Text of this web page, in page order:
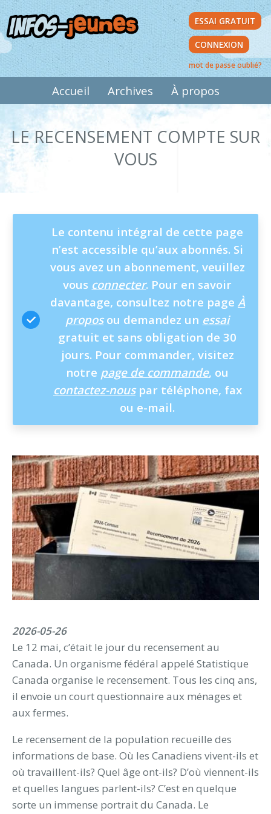
Aller
au
contenu
principal
ESSAI GRATUIT
CONNEXION
mot de passe oublié?
NAVIGATION
Accueil Archives À propos
LE RECENSEMENT COMPTE SUR
VOUS
MESSAGE
D'ÉTAT
Le contenu intégral de cette page
n’est accessible qu’aux abonnés. Si
vous avez un abonnement, veuillez
vous connecter. Pour en savoir
davantage, consultez notre page À
proposou demandez un essai
gratuit et sans obligation de 30
jours. Pour commander, visitez
notre page de commande, ou
contactez-nouspar téléphone, fax
ou e-mail.
2026-05-26
Le 12 mai, c’était le jour du recensement au
Canada. Un organisme fédéral appelé Statistique
Canada organise le recensement. Tous les cinq ans,
il envoie un court questionnaire aux ménages et
aux fermes.
Le recensement de la population recueille des
informations de base. Où les Canadiens vivent-ils et
où travaillent-ils? Quel âge ont-ils? D’où viennent-ils
et quelles langues parlent-ils? C’est en quelque
sorte un immense portrait du Canada. Le